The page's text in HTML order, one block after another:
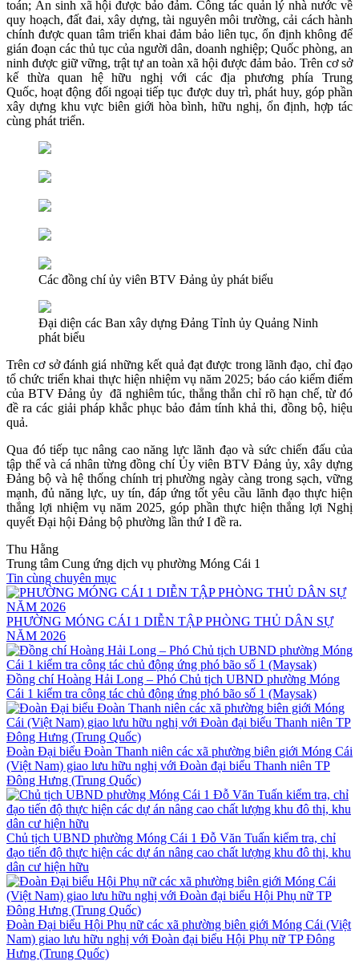
toán; An sinh xã hội được bảo đảm. Công tác quản lý nhà nước về
quy hoạch, đất đai, xây dựng, tài nguyên môi trường, cải cách hành
chính được quan tâm triển khai đảm bảo liên tục, ổn định không để
gián đoạn các thủ tục của người dân, doanh nghiệp; Quốc phòng, an
ninh được giữ vững, trật tự an toàn xã hội được đảm bảo. Trên cơ sở
kế thừa quan hệ hữu nghị với các địa phương phía Trung
Quốc, hoạt động đối ngoại tiếp tục được duy trì, phát huy, góp phần
xây dựng khu vực biên giới hòa bình, hữu nghị, ổn định, hợp tác
cùng phát triển.
Các đồng chí ủy viên BTV Đảng ủy phát biểu
Đại diện các Ban xây dựng Đảng Tỉnh ủy Quảng Ninh
phát biểu
Trên cơ sở đánh giá những kết quả đạt được trong lãnh đạo, chỉ đạo
tổ chức triển khai thực hiện nhiệm vụ năm 2025; báo cáo kiểm điểm
của BTV Đảng ủy đã nghiêm túc, thẳng thắn chỉ rõ hạn chế, từ đó
đề ra các giải pháp khắc phục bảo đảm tính khả thi, đồng bộ, hiệu
quả.
Qua đó tiếp tục nâng cao năng lực lãnh đạo và sức chiến đấu của
tập thể và cá nhân từng đồng chí Ủy viên BTV Đảng ủy, xây dựng
Đảng bộ và hệ thống chính trị phường ngày càng trong sạch, vững
mạnh, đủ năng lực, uy tín, đáp ứng tốt yêu cầu lãnh đạo thực hiện
thắng lợi nhiệm vụ năm 2025, góp phần thực hiện thắng lợi Nghị
quyết Đại hội Đảng bộ phường lần thứ I đề ra.
Thu Hằng
Trung tâm Cung ứng dịch vụ phường Móng Cái 1
Tin cùng chuyên mục
PHƯỜNG MÓNG CÁI 1 DIỄN TẬP PHÒNG THỦ DÂN SỰ
NĂM 2026
Đồng chí Hoàng Hải Long – Phó Chủ tịch UBND phường Móng
Cái 1 kiểm tra công tác chủ động ứng phó bão số 1 (Maysak)
Đoàn Đại biểu Đoàn Thanh niên các xã phường biên giới Móng Cái
(Việt Nam) giao lưu hữu nghị với Đoàn đại biểu Thanh niên TP
Đông Hưng (Trung Quốc)
Chủ tịch UBND phường Móng Cái 1 Đỗ Văn Tuấn kiểm tra, chỉ
đạo tiến độ thực hiện các dự án nâng cao chất lượng khu đô thị, khu
dân cư hiện hữu
Đoàn Đại biểu Hội Phụ nữ các xã phường biên giới Móng Cái (Việt
Nam) giao lưu hữu nghị với Đoàn đại biểu Hội Phụ nữ TP Đông
Hưng (Trung Quốc)